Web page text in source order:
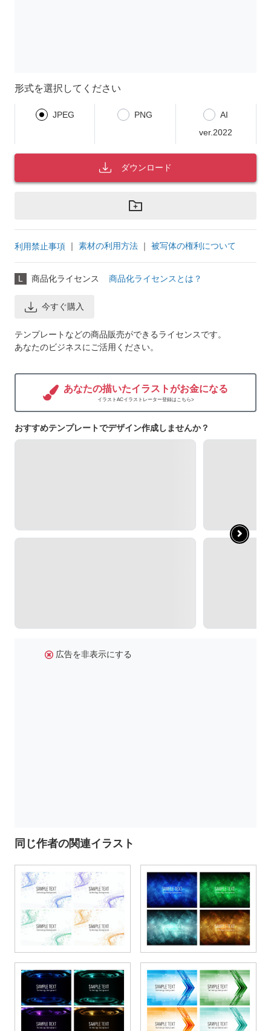
形式を選択してください
JPEG PNG
AI
ver.2022
ダウンロード
利用禁止事項 ｜ 素材の利用方法 ｜ 被写体の権利について
L 商品化ライセンス 商品化ライセンスとは？
今すぐ購入
テンプレートなどの商品販売ができるライセンスです。
あなたのビジネスにご活用ください。
あなたの描いたイラストがお金になる
イラストACイラストレーター登録はこちら>
おすすめテンプレートでデザイン作成しませんか？
広告を非表示にする
同じ作者の関連イラスト